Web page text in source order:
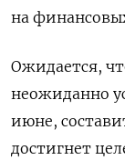
на
Ожидается,
неожиданно
июне,
достигнет